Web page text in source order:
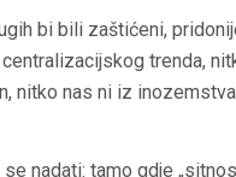
bi bili zaštićeni,
centralizacijskog trenda,
nitko nas ni iz
nadati: tamo gdje